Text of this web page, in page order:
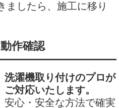
ましたら、施工に移り
作確認
洗濯機取り付けのプロが
ご対応いたします。
安心・安全な方法で確実